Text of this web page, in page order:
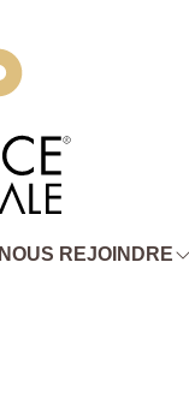
NOUS REJOINDRE